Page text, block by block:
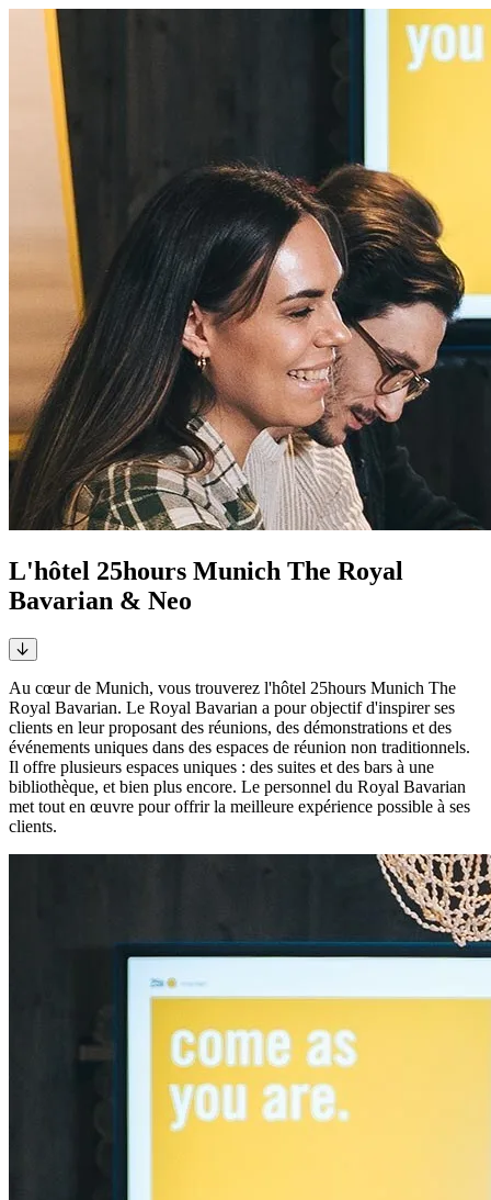
L'hôtel 25hours Munich The Royal
Bavarian & Neo
Au cœur de Munich, vous trouverez l'hôtel 25hours Munich The
Royal Bavarian. Le Royal Bavarian a pour objectif d'inspirer ses
clients en leur proposant des réunions, des démonstrations et des
événements uniques dans des espaces de réunion non traditionnels.
Il offre plusieurs espaces uniques : des suites et des bars à une
bibliothèque, et bien plus encore. Le personnel du Royal Bavarian
met tout en œuvre pour offrir la meilleure expérience possible à ses
clients.